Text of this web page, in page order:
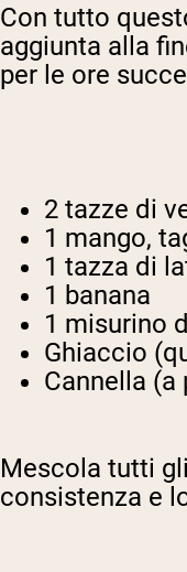
Con tutto
aggiunta alla
per le ore
2 tazze di
1 mango,
1 tazza di
1 banana
1 misurino
Ghiaccio
Cannella (a
Mescola tutti
consistenza e